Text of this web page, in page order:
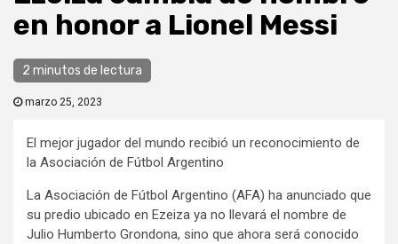
en honor a Lionel Messi
2 minutos de lectura
marzo 25, 2023
El mejor jugador del mundo recibió un reconocimiento de
la Asociación de Fútbol Argentino
La Asociación de Fútbol Argentino (AFA) ha anunciado que
su predio ubicado en Ezeiza ya no llevará el nombre de
Julio Humberto Grondona, sino que ahora será conocido